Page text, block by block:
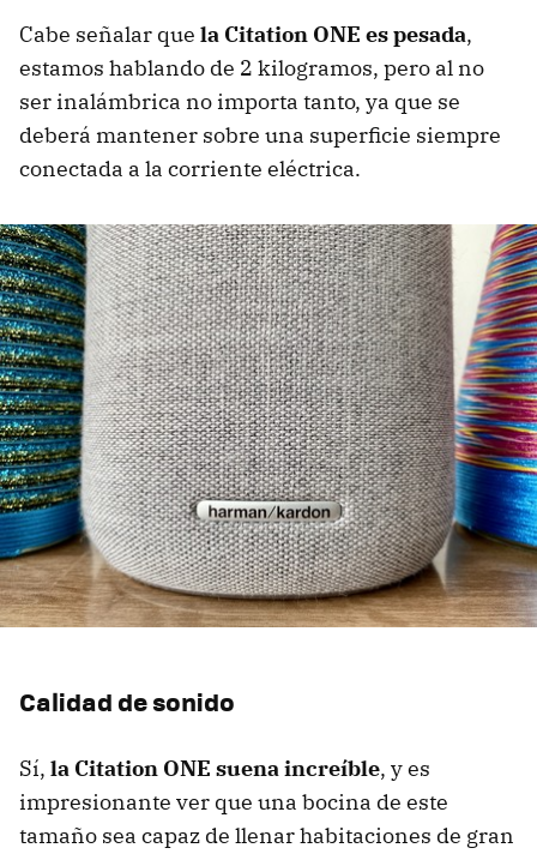
Cabe señalar que la Citation ONE es pesada,
estamos hablando de 2 kilogramos, pero al no
ser inalámbrica no importa tanto, ya que se
deberá mantener sobre una superficie siempre
conectada a la corriente eléctrica.
Calidad de sonido
Sí, la Citation ONE suena increíble, y es
impresionante ver que una bocina de este
tamaño sea capaz de llenar habitaciones de gran